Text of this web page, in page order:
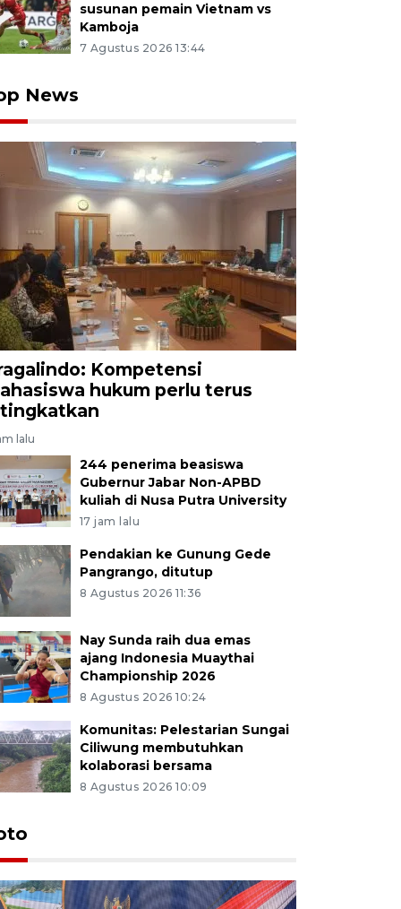
susunan pemain Vietnam vs
Kamboja
7 Agustus 2026 13:44
News
Kompetensi
hukum perlu terus
lalu
244 penerima beasiswa
Gubernur Jabar Non-APBD
kuliah di Nusa Putra University
17 jam lalu
Pendakian ke Gunung Gede
Pangrango, ditutup
8 Agustus 2026 11:36
Nay Sunda raih dua emas
ajang Indonesia Muaythai
Championship 2026
8 Agustus 2026 10:24
Komunitas: Pelestarian Sungai
Ciliwung membutuhkan
kolaborasi bersama
8 Agustus 2026 10:09